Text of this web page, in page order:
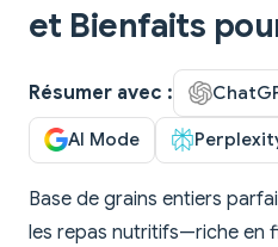
et Bienfaits
Résumer avec :
AI Mode
Base de grains entiers
les repas nutritifs—riche en